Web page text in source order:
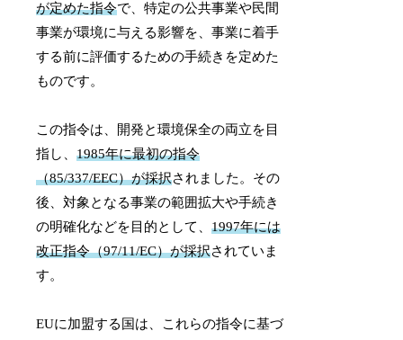
が定めた指令で、特定の公共事業や民間
事業が環境に与える影響を、事業に着手
する前に評価するための手続きを定めた
ものです。
この指令は、開発と環境保全の両立を目
指し、1985年に最初の指令
（85/337/EEC）が採択されました。その
後、対象となる事業の範囲拡大や手続き
の明確化などを目的として、1997年には
改正指令（97/11/EC）が採択されていま
す。
EUに加盟する国は、これらの指令に基づ